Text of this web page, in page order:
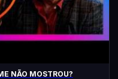
NÃO MOSTROU?